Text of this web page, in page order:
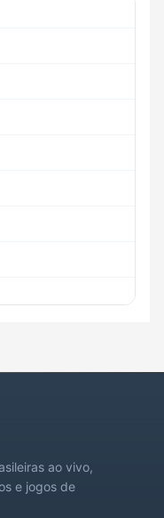
ao vivo,
e jogos de